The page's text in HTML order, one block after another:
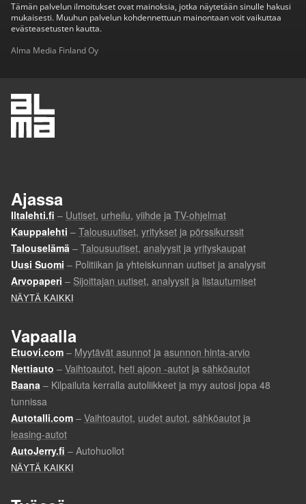
Tämän palvelun ilmoitukset ovat mainoksia, jotka näytetään sinulle hakusi
mukaisesti. Muuhun palvelun kohdennettuun mainontaan voit vaikuttaa
evästeasetusten kautta.
Alma Media Finland Oy